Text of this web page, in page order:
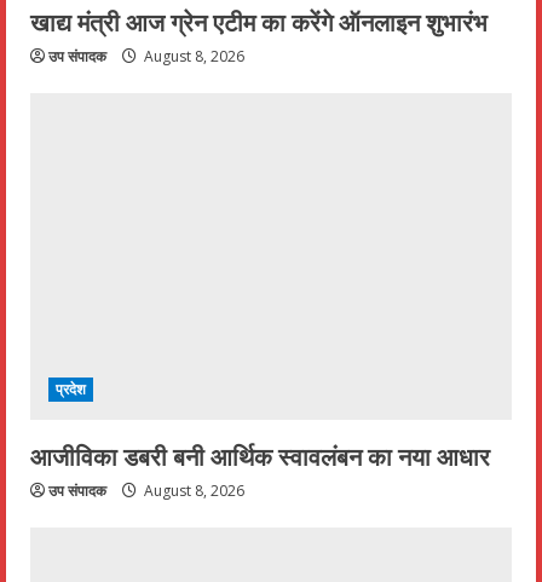
खाद्य मंत्री आज ग्रेन एटीम का करेंगे ऑनलाइन शुभारंभ
उप संपादक August 8, 2026
प्रदेश
आजीविका डबरी बनी आर्थिक स्वावलंबन का नया आधार
उप संपादक August 8, 2026